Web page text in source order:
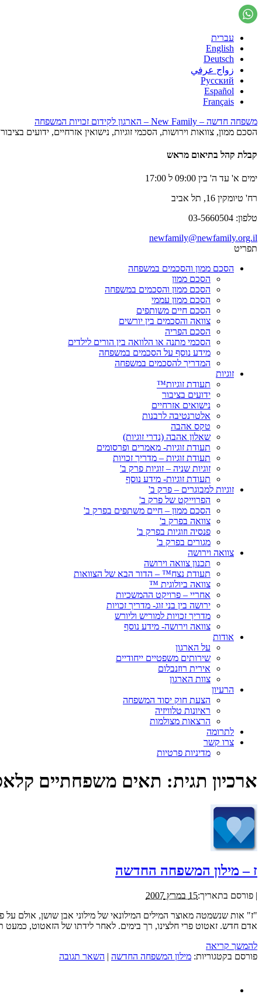
עברית
English
Deutsch
زواج عرفي
Русский
Español
Français
משפחה חדשה – New Family – הארגון לקידום זכויות המשפחה
הסכם ממון, צוואות וירושות, הסכמי זוגיות, נישואין אזרחיים, ידועים
קבלת קהל בתיאום מראש
ימים א' עד ה' בין 09:00 ל 17:00
רח' טיומקין 16, תל אביב
טלפון: 03-5660504
newfamily@newfamily.org.il
תפריט
הסכם ממון והסכמים במשפחה
הסכם ממון
הסכם ממון והסכמים במשפחה
הסכם ממון עממי
הסכם חיים משותפים
צוואה והסכמים בין יורשים
הסכם הפריה
הסכמי מתנה או הלוואה בין הורים לילדים
מידע נוסף על הסכמים במשפחה
המדריך להסכמים במשפחה
זוגיות
תעודת זוגיות™
ידועים בציבור
נישואים אזרחיים
אלטרנטיבה לרבנות
טקס אהבה
שאלון אהבה (נדרי זוגיות)
תעודת זוגיות- מאמרים ופרסומים
תעודת זוגיות – מדריך זכויות
זוגיות שניה – זוגיות פרק ב'
תעודת זוגיות- מידע נוסף
זוגיות למבוגרים – פרק ב'
הפרוייקט של פרק ב'
הסכם ממון – חיים משתפים בפרק ב'
צוואה בפרק ב'
פנסיה וזוגיות בפרק ב'
מגורים בפרק ב'
צוואה וירושה
תכנון צוואה וירושה
תעודת נצח™ – הדור הבא של הצוואות
צוואה ביולוגית ™
אחריי – פרויקט ההמשכיות
ירושה בין בני זוג- מדריך זכויות
מדריך זכויות למוריש וליורש
צוואה וירושה- מידע נוסף
אודות
על הארגון
שירותים משפטיים ייחודיים
אירית רוזנבלום
צוות הארגון
הרעיון
הצעת חוק יסוד המשפחה
ראיונות טלוויזיה
הרצאות מצולמות
לתרומה
צרו קשר
מדיניות פרטיות
ארכיון תגית: תאים משפחתיים
ז – מילון המשפחה החדשה
| פורסם בתאריך:15 במרץ 2007
"ז" אות שנשמטה מאוצר המילים המילונאי של מילוני אבן שושן, אולם
אדם חדש. זאטוט פרי חלצינו, רך בימים. לאחר לידתו של הזאטוט, כמעט
להמשך קריאה
פורסם בקטגוריות: מילון המשפחה החדשה | השאר תגובה